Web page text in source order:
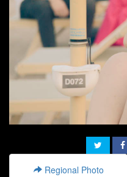
Regional Photo